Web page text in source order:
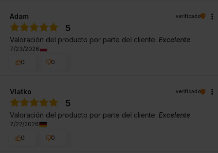
Adam verificado
5
Valoración del producto por parte del cliente: Excelente
7/23/2026
0
0
Vlatko verificado
5
Valoración del producto por parte del cliente: Excelente
7/22/2026
0
0